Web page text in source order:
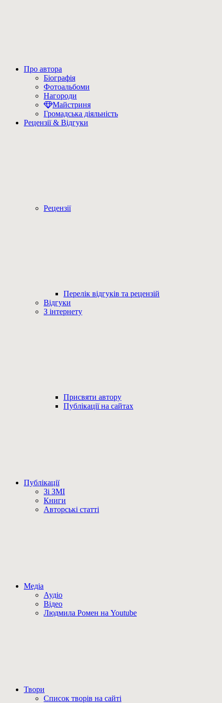
Про автора
Біографія
Фотоальбоми
Нагороди
Майстриня
Громадська діяльність
Рецензії & Відгуки
Рецензії
Перелік відгуків та рецензій
Відгуки
З інтернету
Присвяти автору
Публікації на сайтах
Публікації
Зі ЗМІ
Книги
Авторські статті
Медіа
Аудіо
Відео
Людмила Ромен на Youtube
Твори
Список творів на сайті